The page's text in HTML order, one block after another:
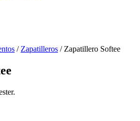
/ Zapatilleros / Zapatillero Softee